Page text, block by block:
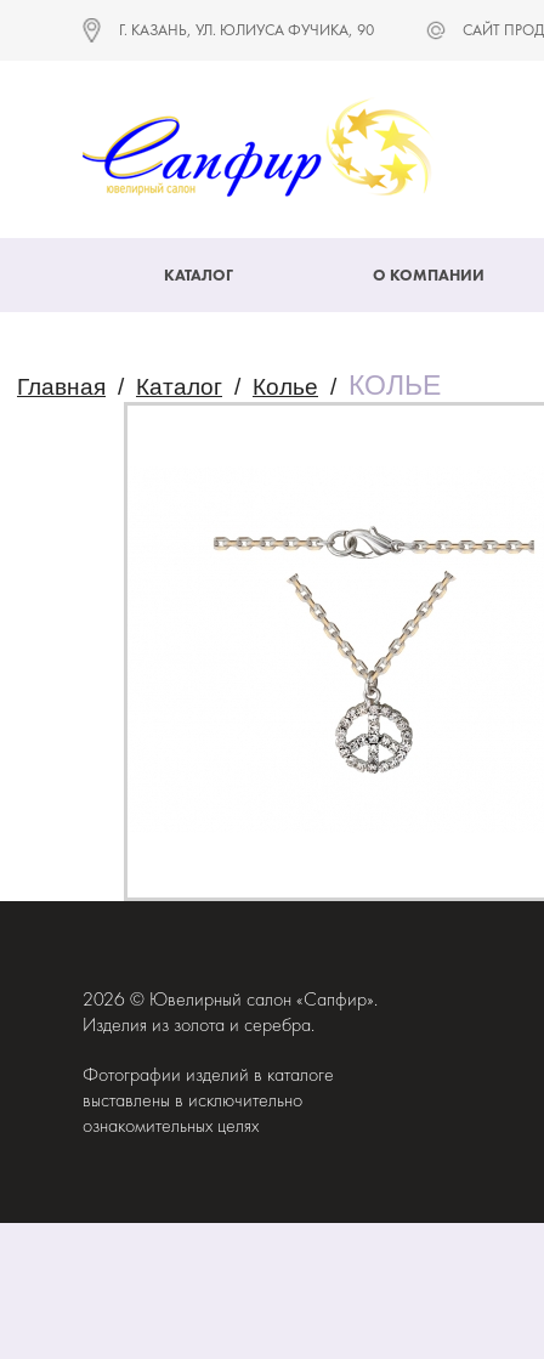
Г. КАЗАНЬ, УЛ. ЮЛИУСА ФУЧИКА, 90 САЙТ
КАТАЛОГ О КОМПАНИИ
Главная / Каталог / Колье / КОЛЬЕ
2026 © Ювелирный салон «Сапфир».
Изделия из золота и серебра.
Фотографии изделий в каталоге
выставлены в исключительно
ознакомительных целях